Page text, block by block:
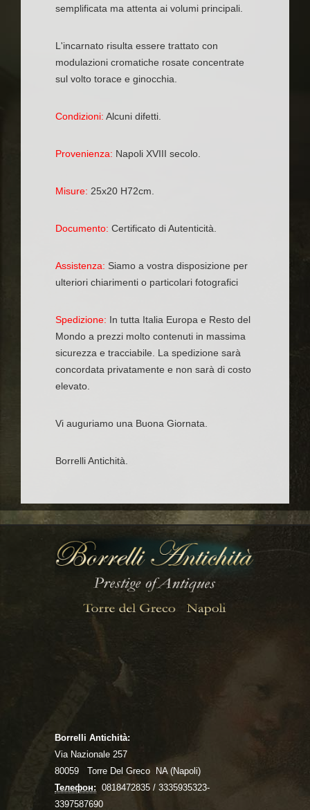
semplificata ma attenta ai volumi principali.
L'incarnato risulta essere trattato con
modulazioni cromatiche rosate concentrate
sul volto torace e ginocchia.
Condizioni: Alcuni difetti.
Provenienza: Napoli XVIII secolo.
Misure: 25x20 H72cm.
Documento: Certificato di Autenticità.
Assistenza: Siamo a vostra disposizione per
ulteriori chiarimenti o particolari fotografici
Spedizione: In tutta Italia Europa e Resto del
Mondo a prezzi molto contenuti in massima
sicurezza e tracciabile. La spedizione sarà
concordata privatamente e non sarà di costo
elevato.
Vi auguriamo una Buona Giornata.
Borrelli Antichità.
Borrelli Antichità:
Via Nazionale 257
80059 Torre Del Greco NA (Napoli)
Телефон: 0818472835 / 3335935323-
3397587690